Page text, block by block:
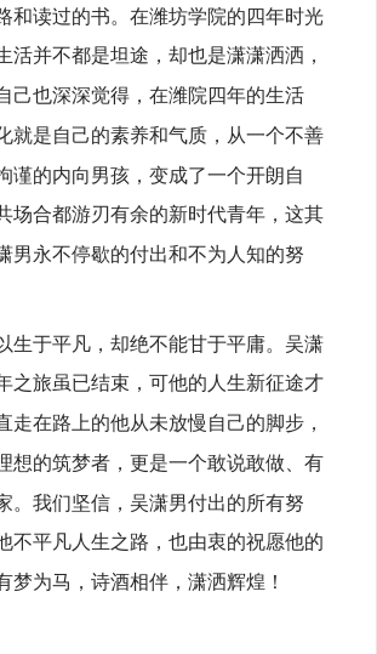
和读过的书。在潍坊学院的四年时光
活并不都是坦途，却也是潇潇洒洒，
己也深深觉得，在潍院四年的生活
就是自己的素养和气质，从一个不善
谨的内向男孩，变成了一个开朗自
场合都游刃有余的新时代青年，这其
男永不停歇的付出和不为人知的努
生于平凡，却绝不能甘于平庸。吴潇
之旅虽已结束，可他的人生新征途才
走在路上的他从未放慢自己的脚步，
想的筑梦者，更是一个敢说敢做、有
。我们坚信，吴潇男付出的所有努
不平凡人生之路，也由衷的祝愿他的
梦为马，诗酒相伴，潇洒辉煌！